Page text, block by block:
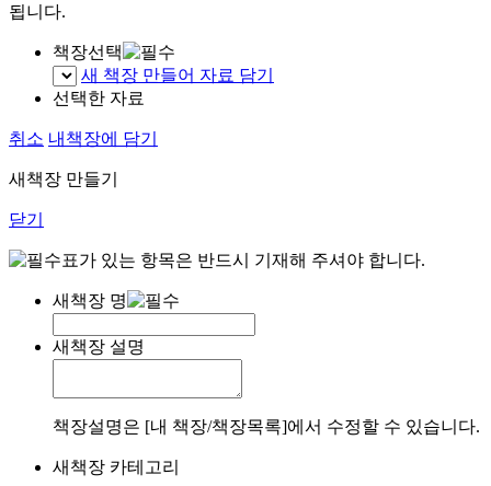
됩니다.
책장선택
새 책장 만들어 자료 담기
선택한 자료
취소 내책장에 담기
새책장 만들기
닫기
표가 있는 항목은 반드시 기재해 주셔야 합니다.
새책장 명
새책장 설명
책장설명은 [내 책장/책장목록]에서 수정할 수 있습니다.
새책장 카테고리